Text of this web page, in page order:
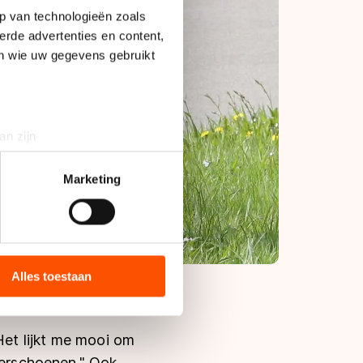
van technologieën zoals
advertenties en content,
wie uw gegevens gebruikt
zijn
detailgedeeltein. U kunt uw
advertenties en
zij hebben verzameld via
de VS, waar mogelijk geen
in met deze overdracht.
Marketing
Alles toestaan
lijkt me mooi om